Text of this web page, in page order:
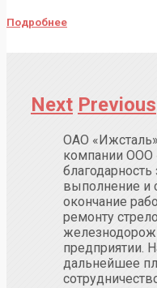
Подробнее
Next Previous
ОАО
компании ООО
благодарность
выполнение и
окончание
ремонту
предприятии.
дальнейшее